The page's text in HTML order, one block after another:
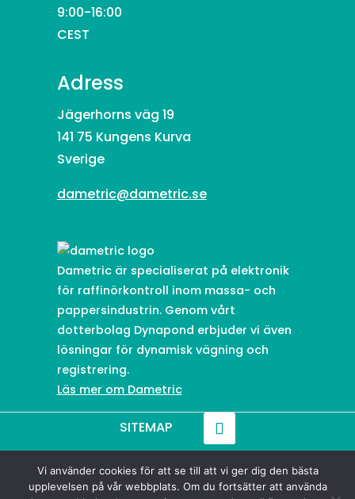
9:00-16:00
CEST
Adress
Jägerhorns väg 19
141 75 Kungens Kurva
Sverige
dametric@dametric.se
Dametric är specialiserat på elektronik
för raffinörkontroll inom massa- och
pappersindustrin. Genom vårt
dotterbolag Dynapond erbjuder vi även
lösningar för dynamisk vägning och
registrering.
Läs mer om Dametric
SITEMAP
© 2021-2026 Dametric
Vi använder cookies för att se till att vi ger dig den bästa
upplevelsen på vår webbplats. Om du fortsätter att använda